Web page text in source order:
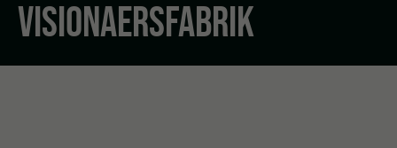
VISIONAERSFABRIK